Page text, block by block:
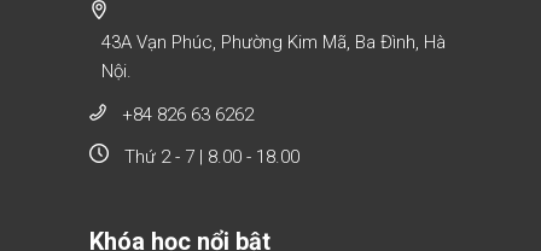
43A Vạn Phúc, Phường Kim Mã, Ba Đình, Hà
Nội.
+84 826 63 6262
Thứ 2 - 7 | 8.00 - 18.00
Khóa học nổi bật